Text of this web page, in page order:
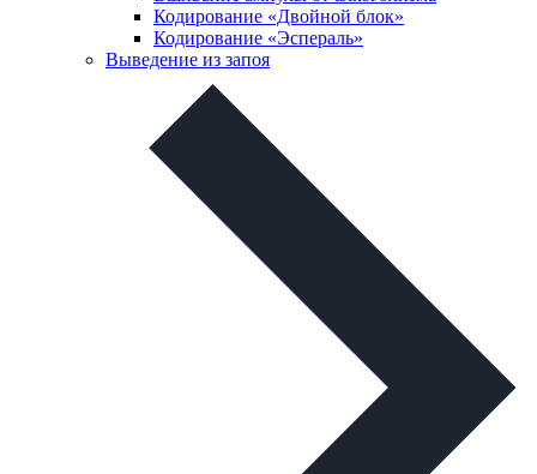
Кодирование «Двойной блок»
Кодирование «Эспераль»
Выведение из запоя